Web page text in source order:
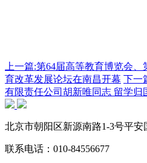
上一篇:第64届高等教育博览会
育改革发展论坛在南昌开幕 下一
有限责任公司胡新唯同志 留学归
北京市朝阳区新源南路1-3号平
联系电话： 010-84556677